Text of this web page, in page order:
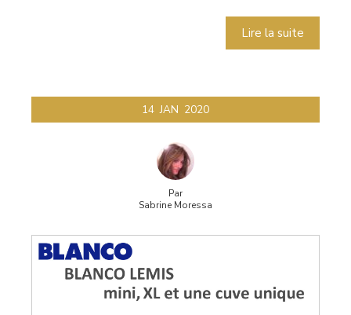
Lire la suite
14 JAN 2020
Par
Sabrine Moressa